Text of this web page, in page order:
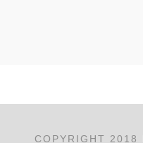
COPYRIGHT 2018